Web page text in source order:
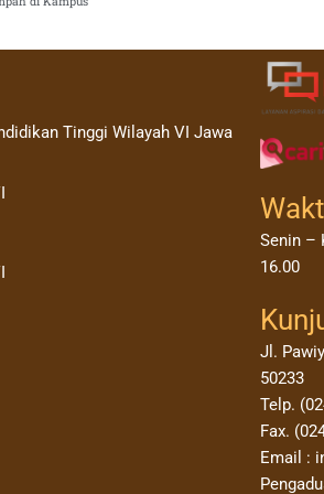
Tinggi Wilayah VI Jawa
Senin –
16.00
Jl.
50233
Telp.
Fax.
Email :